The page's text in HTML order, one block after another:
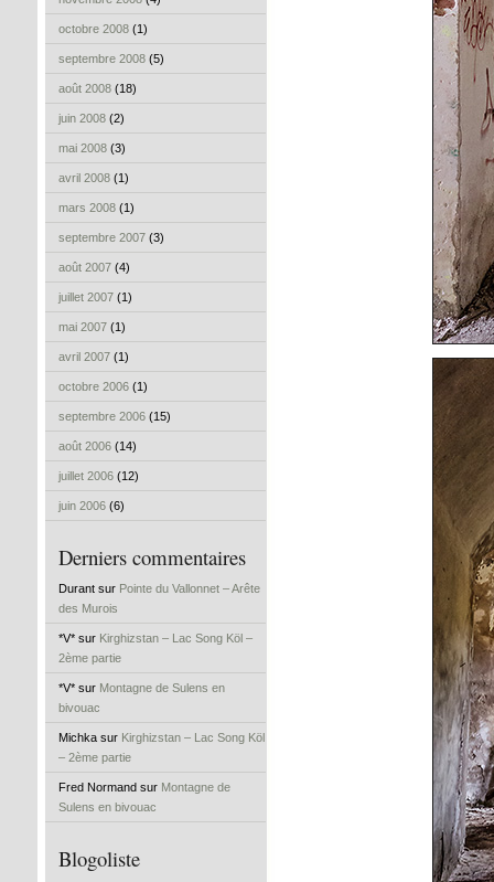
octobre 2008 (1)
septembre 2008 (5)
août 2008 (18)
juin 2008 (2)
mai 2008 (3)
avril 2008 (1)
mars 2008 (1)
septembre 2007 (3)
août 2007 (4)
juillet 2007 (1)
mai 2007 (1)
avril 2007 (1)
octobre 2006 (1)
septembre 2006 (15)
août 2006 (14)
juillet 2006 (12)
juin 2006 (6)
Derniers commentaires
Durant sur Pointe du Vallonnet – Arête
des Murois
*V* sur Kirghizstan – Lac Song Köl –
2ème partie
*V* sur Montagne de Sulens en
bivouac
Michka sur Kirghizstan – Lac Song Köl
– 2ème partie
Fred Normand sur Montagne de
Sulens en bivouac
Blogoliste